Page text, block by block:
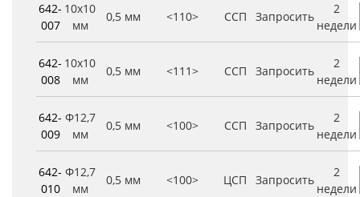
642-
007
10x10
мм
0,5 мм <110> ССП Запросить
2
недели
642-
008
10x10
мм
0,5 мм <111> ССП Запросить
2
недели
642-
009
Φ12,7
мм
0,5 мм <100> ССП Запросить
2
недели
642-
010
Φ12,7
мм
0,5 мм <100> ЦСП Запросить
2
недели